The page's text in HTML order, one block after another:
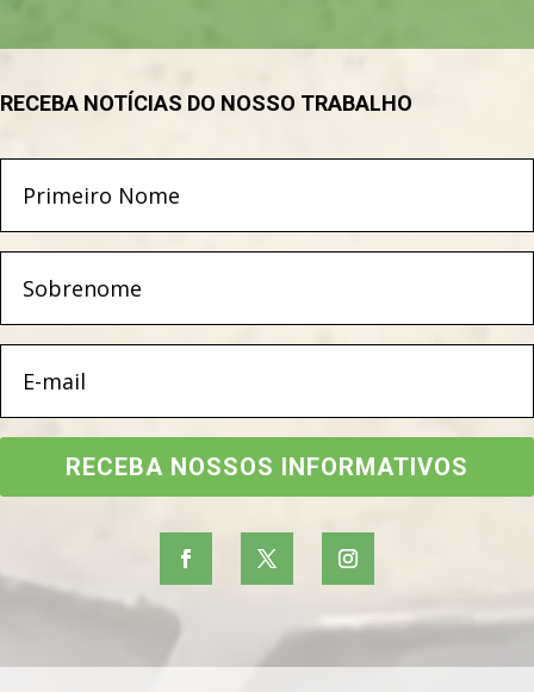
RECEBA NOTÍCIAS DO NOSSO TRABALHO
RECEBA NOSSOS INFORMATIVOS